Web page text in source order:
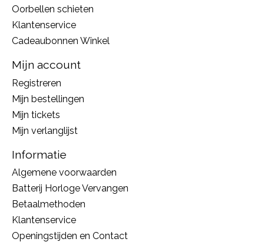
Oorbellen schieten
Klantenservice
Cadeaubonnen Winkel
Mijn account
Registreren
Mijn bestellingen
Mijn tickets
Mijn verlanglijst
Informatie
Algemene voorwaarden
Batterij Horloge Vervangen
Betaalmethoden
Klantenservice
Openingstijden en Contact